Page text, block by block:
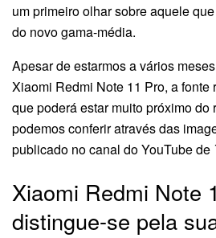
um primeiro olhar sobre aquele
do novo gama-média.
Apesar de estarmos a vários
Xiaomi Redmi Note 11 Pro, a fonte
que poderá estar muito próximo do
podemos conferir através das
publicado no canal do YouTube de
Xiaomi Redmi Note
distingue-se pela